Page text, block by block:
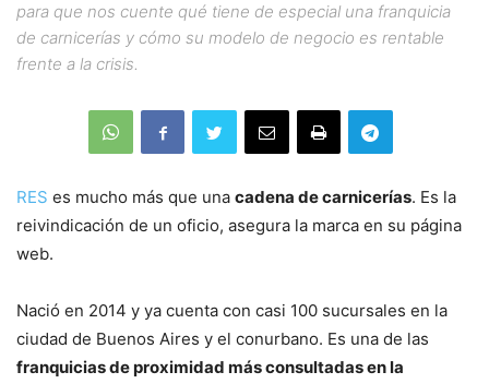
para que nos cuente qué tiene de especial una franquicia
de carnicerías y cómo su modelo de negocio es rentable
frente a la crisis.
RES es mucho más que una cadena de carnicerías. Es la
reivindicación de un oficio, asegura la marca en su página
web.
Nació en 2014 y ya cuenta con casi 100 sucursales en la
ciudad de Buenos Aires y el conurbano. Es una de las
franquicias de proximidad más consultadas en la